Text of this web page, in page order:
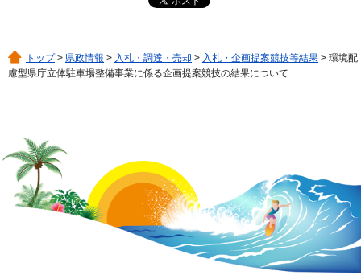
トップ> 県政情報 > 入札・調達・売却 > 入札・企画提案競技等結果 > 環境配
慮型県庁立体駐車場整備事業に係る企画提案競技の結果について